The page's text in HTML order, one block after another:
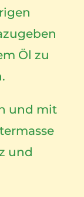
Öl zu
und mit
und